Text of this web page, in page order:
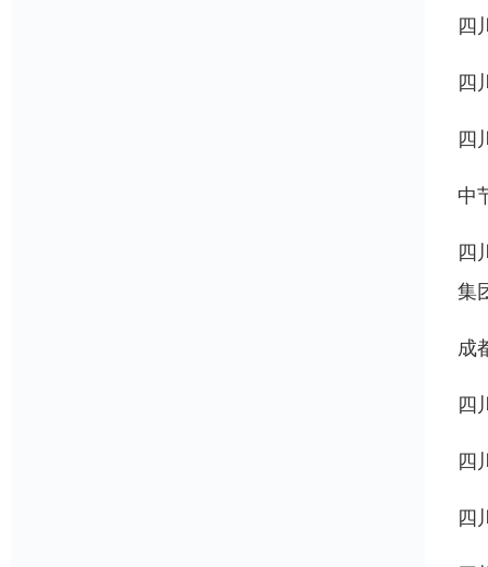
四
四
四
中
四
集
成
四
四
四